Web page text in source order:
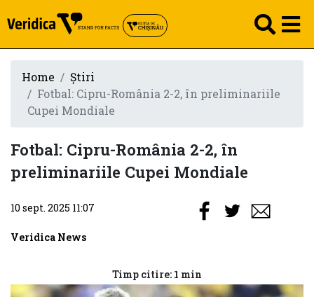
Home
Știri
Fotbal: Cipru-România 2-2, în preliminariile
Cupei Mondiale
Fotbal: Cipru-România 2-2, în
preliminariile Cupei Mondiale
10 sept. 2025 11:07
Veridica News
Timp citire: 1 min